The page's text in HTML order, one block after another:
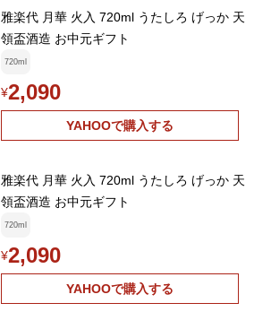
雅楽代 月華 火入 720ml うたしろ げっか 天
領盃酒造 お中元ギフト
720ml
¥2,090
YAHOOで購入する
雅楽代 月華 火入 720ml うたしろ げっか 天
領盃酒造 お中元ギフト
720ml
¥2,090
YAHOOで購入する